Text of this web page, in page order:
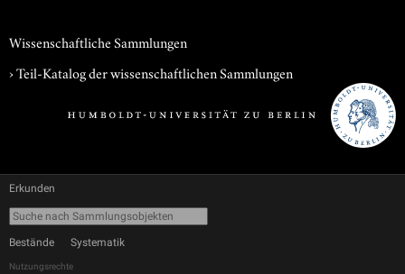
Wissenschaftliche Sammlungen
› Teil-Katalog der wissenschaftlichen Sammlungen
Erkunden
Bestände Systematik
Nutzungsrechte